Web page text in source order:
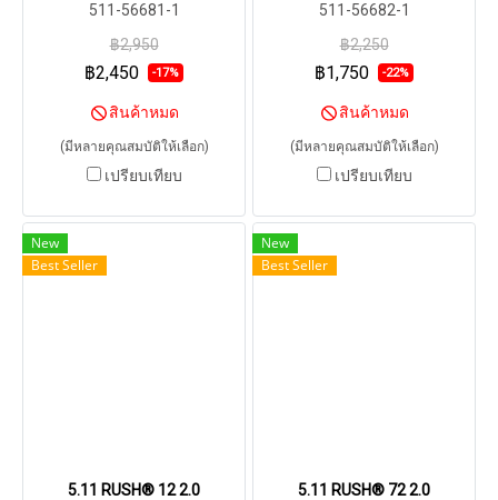
511-56681-1
฿2,950
฿2,450 -17%
สินค้าหมด
(มีหลายคุณสมบัติให้เลือก)
เปรียบเทียบ
511-56682-1
฿2,250
฿1,750 -22%
สินค้าหมด
(มีหลายคุณสมบัติให้เลือก)
เปรียบเทียบ
New
Best Seller
5.11 RUSH® 12 2.0
New
Best Seller
5.11 RUSH® 72 2.0